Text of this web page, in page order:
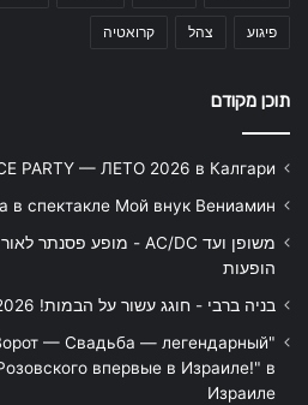
פיגוע צהל קרואטיה
תוכן מקודם
PARTY — ЛЕТО 2026 в Калгари
в спектакле Мой внук Вениамин
הופעות
בניה ברבי - חוגג עשור על הבמות! 2026 - כרטיסים ולוח הופעות
— Свадьба — легендарный
впервые в Израиле!" в
Израиле